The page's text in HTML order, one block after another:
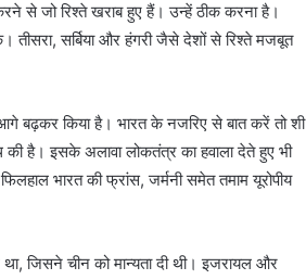
से जो रिश्ते खराब हुए हैं। उन्हें ठीक करना है।
तीसरा, सर्बिया और हंगरी जैसे देशों से रिश्ते मजबूत
बढ़कर किया है। भारत के नजरिए से बात करें तो शी
की है। इसके अलावा लोकतंत्र का हवाला देते हुए भी
भारत की फ्रांस, जर्मनी समेत तमाम यूरोपीय
जिसने चीन को मान्यता दी थी। इजरायल और